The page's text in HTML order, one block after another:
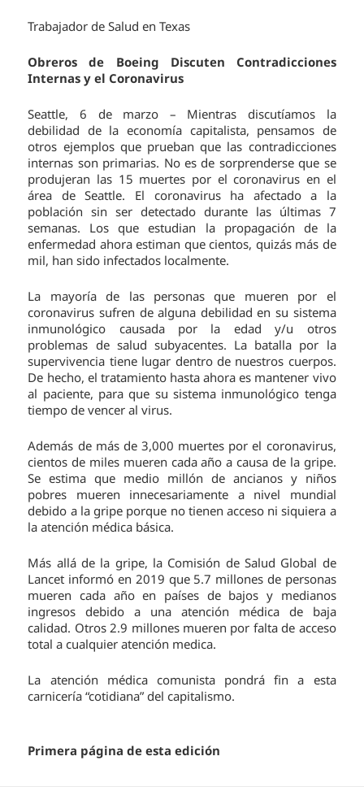
Trabajador de Salud en Texas
Obreros de Boeing Discuten Contradicciones
Internas y el Coronavirus
Seattle, 6 de marzo – Mientras discutíamos la
debilidad de la economía capitalista, pensamos de
otros ejemplos que prueban que las contradicciones
internas son primarias. No es de sorprenderse que se
produjeran las 15 muertes por el coronavirus en el
área de Seattle. El coronavirus ha afectado a la
población sin ser detectado durante las últimas 7
semanas. Los que estudian la propagación de la
enfermedad ahora estiman que cientos, quizás más de
mil, han sido infectados localmente.
La mayoría de las personas que mueren por el
coronavirus sufren de alguna debilidad en su sistema
inmunológico causada por la edad y/u otros
problemas de salud subyacentes. La batalla por la
supervivencia tiene lugar dentro de nuestros cuerpos.
De hecho, el tratamiento hasta ahora es mantener vivo
al paciente, para que su sistema inmunológico tenga
tiempo de vencer al virus.
Además de más de 3,000 muertes por el coronavirus,
cientos de miles mueren cada año a causa de la gripe.
Se estima que medio millón de ancianos y niños
pobres mueren innecesariamente a nivel mundial
debido a la gripe porque no tienen acceso ni siquiera a
la atención médica básica.
Más allá de la gripe, la Comisión de Salud Global de
Lancet informó en 2019 que 5.7 millones de personas
mueren cada año en países de bajos y medianos
ingresos debido a una atención médica de baja
calidad. Otros 2.9 millones mueren por falta de acceso
total a cualquier atención medica.
La atención médica comunista pondrá fin a esta
carnicería “cotidiana” del capitalismo.
Primera página de esta edición